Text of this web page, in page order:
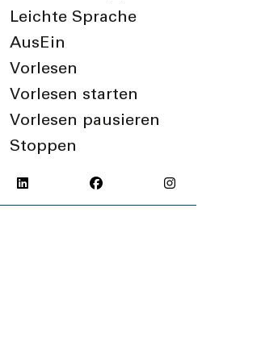
Leichte Sprache
Aus Ein
Vorlesen
Vorlesen starten
Vorlesen pausieren
Stoppen